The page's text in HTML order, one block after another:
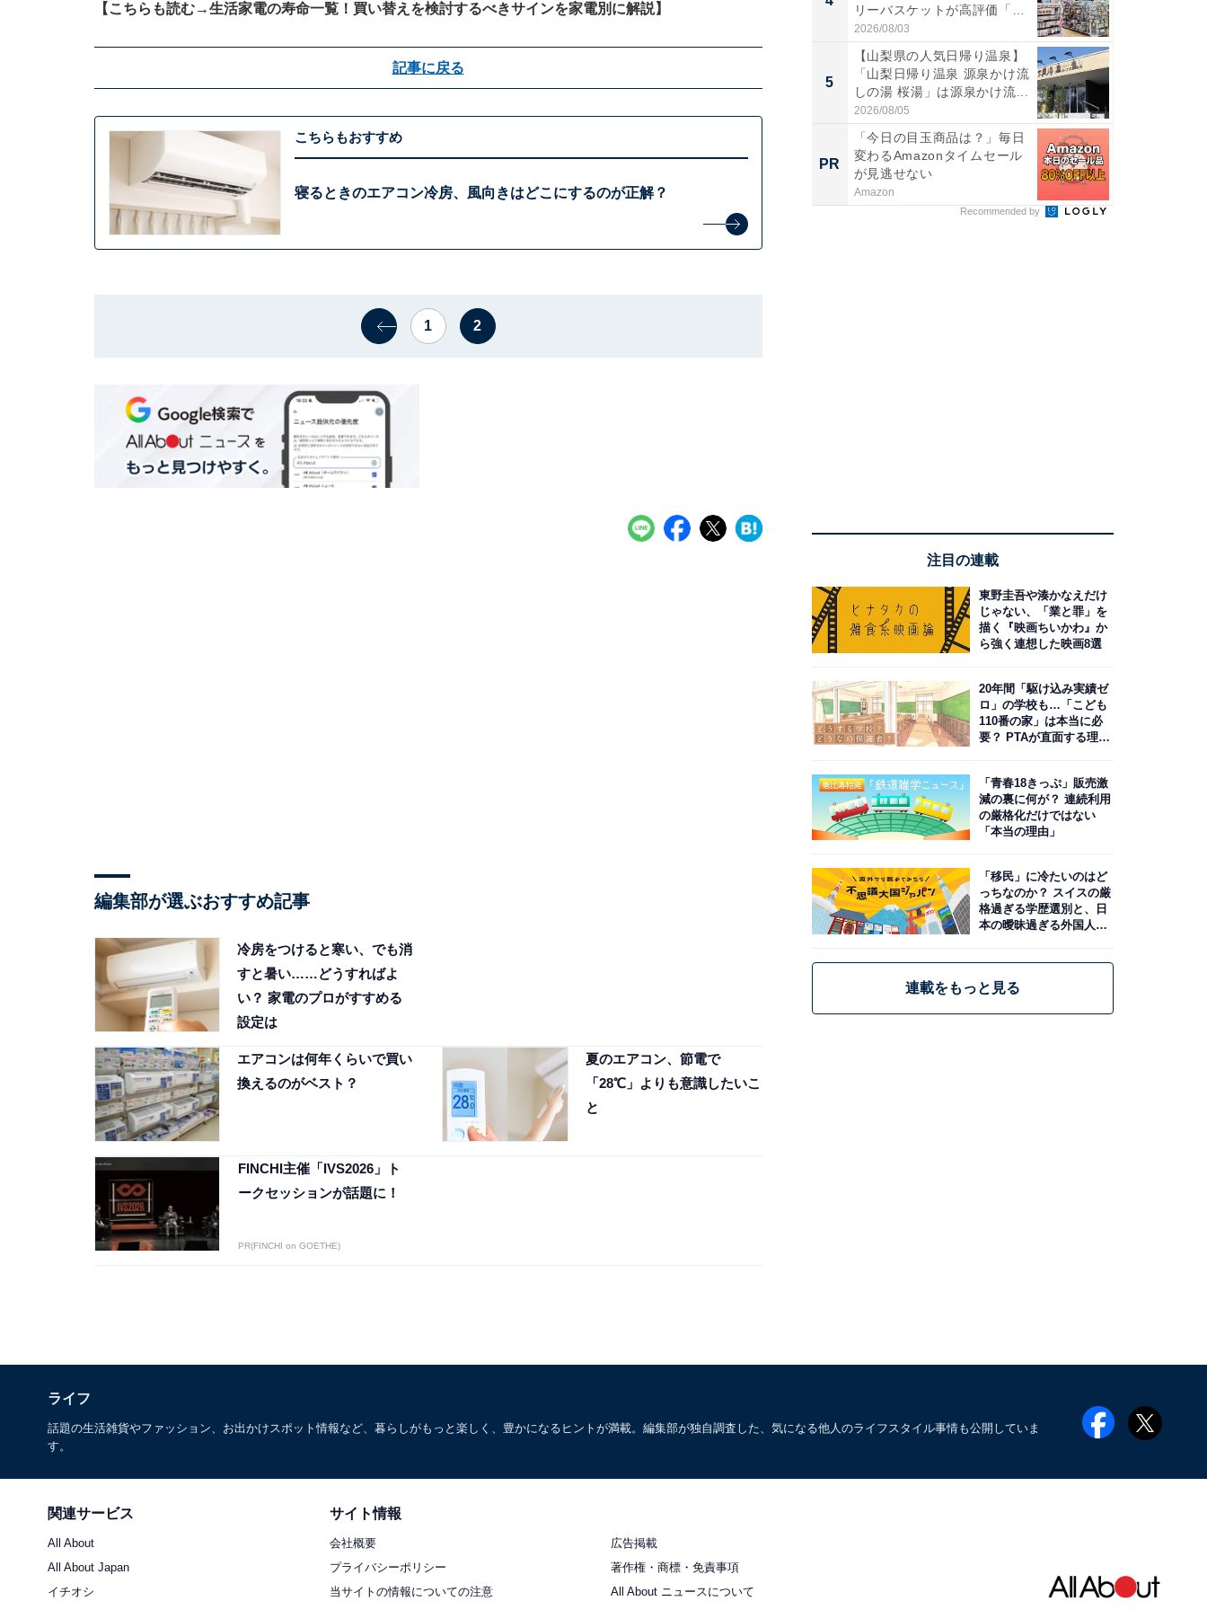
【こちらも読む→生活家電の寿命一覧！買い替えを検討するべきサインを家電別に解説】
記事に戻る
こちらもおすすめ
寝るときのエアコン冷房、風向きはどこにするのが正解？
1 2
編集部が選ぶおすすめ記事
冷房をつけると寒い、でも消
すと暑い……どうすればよ
い？ 家電のプロがすすめる
設定は
エアコンは何年くらいで買い
換えるのがベスト？
夏のエアコン、節電で
「28℃」よりも意識したいこ
と
FINCHI主催「IVS2026」ト
ークセッションが話題に！
PR(FINCHI on GOETHE)
リーバスケットが高評価「使
わ...
2026/08/03
5
【山梨県の人気日帰り温泉】
「山梨日帰り温泉 源泉かけ流
しの湯 桜湯」は源泉かけ流...
2026/08/05
PR
「今日の目玉商品は？」毎日
変わるAmazonタイムセール
が見逃せない
Amazon
Recommended by
注目の連載
東野圭吾や湊かなえだけ
じゃない、「業と罪」を
描く『映画ちいかわ』か
ら強く連想した映画8選
20年間「駆け込み実績ゼ
ロ」の学校も…「こども
110番の家」は本当に必
要？ PTAが直面する理想
「青春18きっぷ」販売激
減の裏に何が？ 連続利用
の厳格化だけではない
「本当の理由」
「移民」に冷たいのはど
っちなのか？ スイスの厳
格過ぎる学歴選別と、日
本の曖昧過ぎる外国人政
連載をもっと見る
ライフ
話題の生活雑貨やファッション、お出かけスポット情報など、暮らしがもっと楽しく、豊かになるヒントが満載。編集部が独自調査した、気になる他人のライフスタイル事情も公開していま
す。
関連サービス
All About
All About Japan
イチオシ
サイト情報
会社概要
広告掲載
プライバシーポリシー
著作権・商標・免責事項
当サイトの情報についての注意
All About ニュースについて